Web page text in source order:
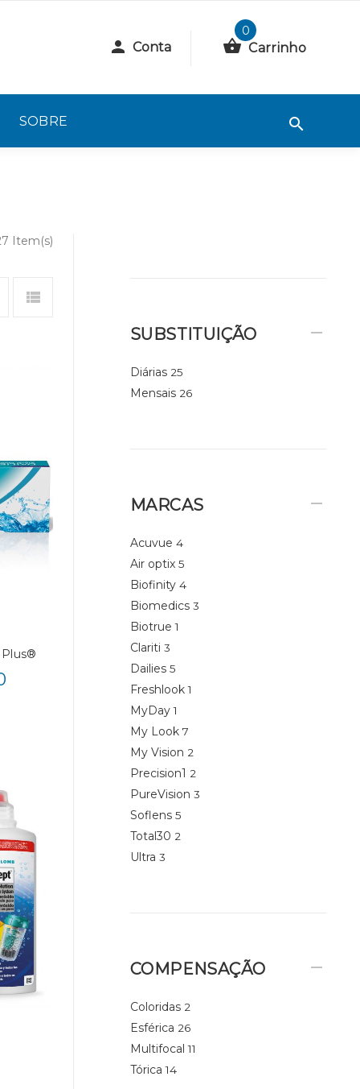
Conta
0
Carrinho
SOBRE
Item(s)
SUBSTITUIÇÃO
Diárias 25
Mensais 26
MARCAS
Acuvue 4
Air optix 5
Biofinity 4
Biomedics 3
Biotrue 1
Clariti 3
Dailies 5
Freshlook 1
MyDay 1
My Look 7
My Vision 2
Precision1 2
PureVision 3
Soflens 5
Total30 2
Ultra 3
COMPENSAÇÃO
Coloridas 2
Esférica 26
Multifocal 11
Tórica 14